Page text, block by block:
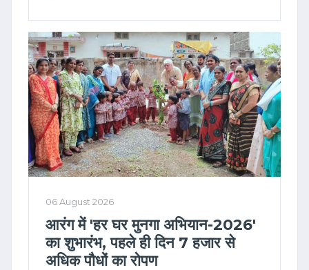
06 August 2026
आरंग में 'हर घर मुनगा अभियान-2026'
का शुभारंभ, पहले ही दिन 7 हजार से
अधिक पौधों का रोपण